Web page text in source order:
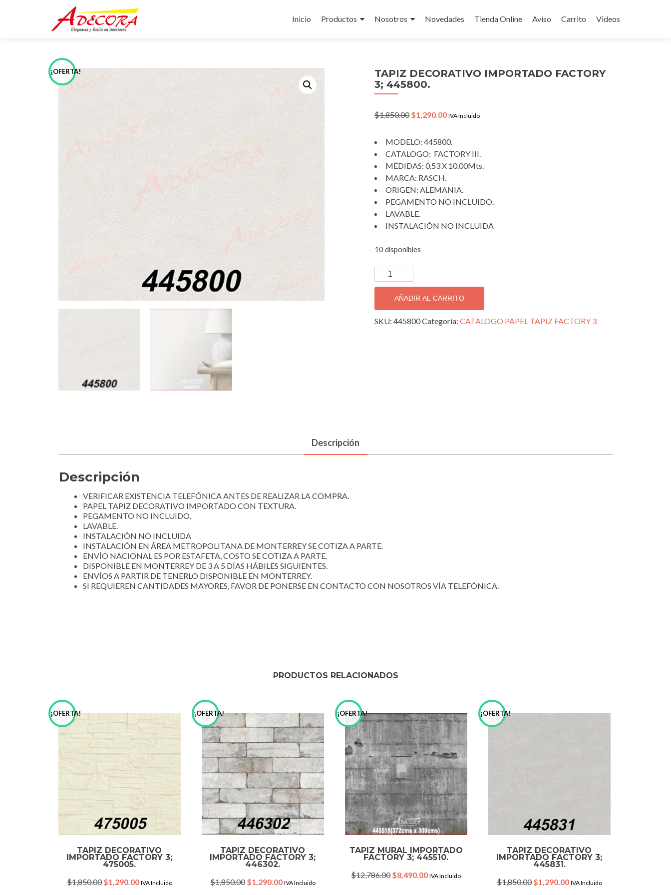
to
Inicio Productos Nosotros Novedades Tienda Online Aviso Carrito Videos
¡OFERTA!
TAPIZ DECORATIVO IMPORTADO FACTORY
3; 445800.
$1,850.00 Original
$1,850.00.
$1,290.00Current
$1,290.00.
IVA Incluido
MODELO: 445800.
CATALOGO: FACTORY III.
MEDIDAS: 0.53 X 10.00Mts.
MARCA: RASCH.
ORIGEN: ALEMANIA.
PEGAMENTO NO INCLUIDO.
LAVABLE.
INSTALACIÓN NO INCLUIDA
10 disponibles
TAPIZ
DECORATIVO
IMPORTADO
FACTORY
3;
AÑADIR AL CARRITO
SKU: 445800Categoría: CATALOGO PAPEL TAPIZ FACTORY 3
Descripción
Descripción
VERIFICAR EXISTENCIA TELEFÓNICA ANTES DE REALIZAR LA COMPRA.
PAPEL TAPIZ DECORATIVO IMPORTADO CON TEXTURA.
PEGAMENTO NO INCLUIDO.
LAVABLE.
INSTALACIÓN NO INCLUIDA
INSTALACIÓN EN ÁREA METROPOLITANA DE MONTERREY SE COTIZA A PARTE.
ENVÍO NACIONAL ES POR ESTAFETA, COSTO SE COTIZA A PARTE.
DISPONIBLE EN MONTERREY DE 3 A 5 DÍAS HÁBILES SIGUIENTES.
ENVÍOS A PARTIR DE TENERLO DISPONIBLE EN MONTERREY.
SI REQUIEREN CANTIDADES MAYORES, FAVOR DE PONERSE EN CONTACTO CON NOSOTROS VÍA TELEFÓNICA.
PRODUCTOS RELACIONADOS
¡OFERTA!
TAPIZ DECORATIVO
IMPORTADO FACTORY 3;
475005.
$1,850.00 Original
$1,290.00Current
IVA Incluido
¡OFERTA!
TAPIZ DECORATIVO
IMPORTADO FACTORY 3;
446302.
$1,850.00 Original
$1,290.00Current
IVA Incluido
¡OFERTA!
TAPIZ MURAL IMPORTADO
FACTORY 3; 445510.
$12,786.00Original
$8,490.00Current
IVA Incluido
¡OFERTA!
TAPIZ DECORATIVO
IMPORTADO FACTORY 3;
445831.
$1,850.00 Original
$1,290.00Current
IVA Incluido